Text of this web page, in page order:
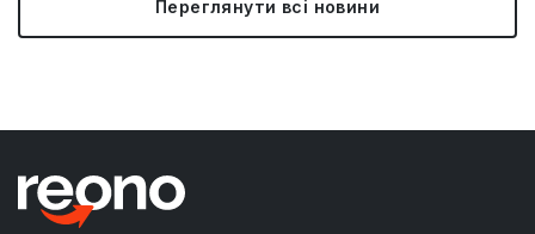
Переглянути всі новини